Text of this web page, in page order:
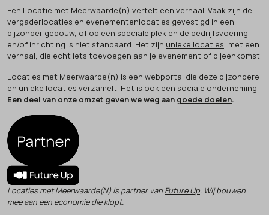
Een Locatie met Meerwaarde(n) vertelt een verhaal. Vaak zijn de
vergaderlocaties en evenementenlocaties gevestigd in een
bijzonder gebouw, of op een speciale plek en de bedrijfsvoering
en/of inrichting is niet standaard. Het zijn unieke locaties, met een
verhaal, die echt iets toevoegen aan je evenement of bijeenkomst.
Locaties met Meerwaarde(n) is een webportal die deze bijzondere
en unieke locaties verzamelt. Het is ook een sociale onderneming.
Een deel van onze omzet geven we weg aan goede doelen.
Locaties met Meerwaarde(N) is partner van Future Up. Wij bouwen
mee aan een economie die klopt.